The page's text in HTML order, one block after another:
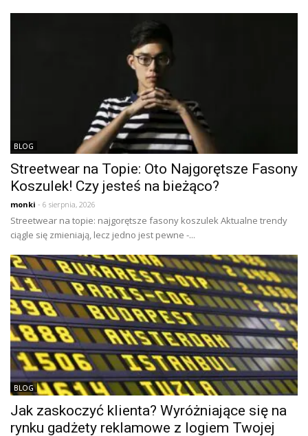
BLOG
Streetwear na Topie: Oto Najgorętsze Fasony
Koszulek! Czy jesteś na bieżąco?
monki - 6 sierpnia, 2026
Streetwear na topie: najgorętsze fasony koszulek Aktualne trendy
ciągle się zmieniają, lecz jedno jest pewne -...
BLOG
Jak zaskoczyć klienta? Wyróżniające się na
rynku gadżety reklamowe z logiem Twojej